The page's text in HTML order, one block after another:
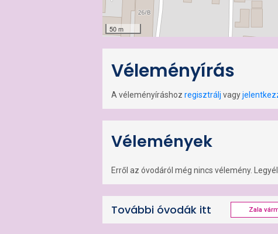
50 m
Véleményírás
A véleményíráshoz regisztrálj vagy
Vélemények
Erről az óvodáról még nincs vélemény.
További óvodák itt Zala